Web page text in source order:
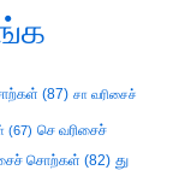
(87) சா வரிசைச்
(67) செ வரிசைச்
சொற்கள் (82) து